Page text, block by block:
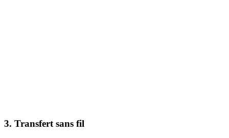
3. Transfert sans fil